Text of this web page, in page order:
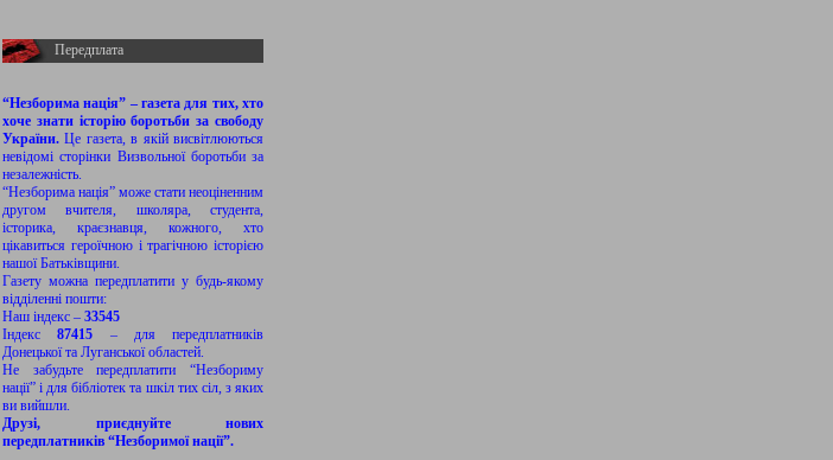
Передплата
“Незборима нація” – газета для тих, хто
хоче знати історію боротьби за свободу
України.Це газета, в якій висвітлюються
невідомі сторінки Визвольної боротьби за
незалежність.
“Незборима нація” може стати неоціненним
другом вчителя, школяра, студента,
історика, краєзнавця, кожного, хто
цікавиться героїчною і трагічною історією
нашої Батьківщини.
Газету можна передплатити у будь-якому
відділенні пошти:
Наш індекс – 33545
Індекс87415 – для передплатників
Донецької та Луганської областей.
Не забудьте передплатити “Незбориму
нації” і для бібліотек та шкіл тих сіл, з яких
ви вийшли.
Друзі, приєднуйте нових
передплатників “Незборимої нації”.